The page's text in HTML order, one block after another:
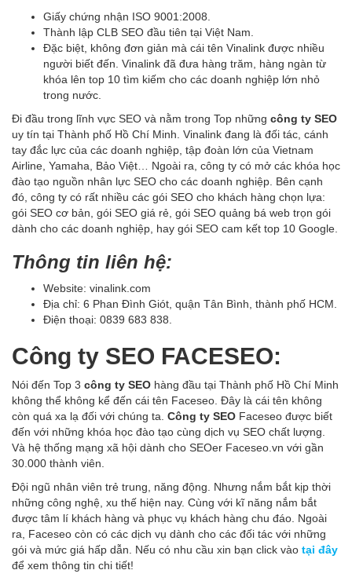
Giấy chứng nhận ISO 9001:2008.
Thành lập CLB SEO đầu tiên tại Việt Nam.
Đặc biệt, không đơn giản mà cái tên Vinalink được nhiều
người biết đến. Vinalink đã đưa hàng trăm, hàng ngàn từ
khóa lên top 10 tìm kiếm cho các doanh nghiệp lớn nhỏ
trong nước.
Đi đầu trong lĩnh vực SEO và nằm trong Top những công ty SEO
uy tín tại Thành phố Hồ Chí Minh. Vinalink đang là đối tác, cánh
tay đắc lực của các doanh nghiệp, tập đoàn lớn của Vietnam
Airline, Yamaha, Bảo Việt… Ngoài ra, công ty có mở các khóa học
đào tạo nguồn nhân lực SEO cho các doanh nghiệp. Bên cạnh
đó, công ty có rất nhiều các gói SEO cho khách hàng chọn lựa:
gói SEO cơ bản, gói SEO giá rẻ, gói SEO quảng bá web trọn gói
dành cho các doanh nghiệp, hay gói SEO cam kết top 10 Google.
Thông tin liên hệ:
Website: vinalink.com
Địa chỉ: 6 Phan Đình Giót, quận Tân Bình, thành phố HCM.
Điện thoại: 0839 683 838.
Công ty SEO FACESEO:
Nói đến Top 3 công ty SEO hàng đầu tại Thành phố Hồ Chí Minh
không thể không kể đến cái tên Faceseo. Đây là cái tên không
còn quá xa lạ đối với chúng ta. Công ty SEO Faceseo được biết
đến với những khóa học đào tạo cùng dịch vụ SEO chất lượng.
Và hệ thống mạng xã hội dành cho SEOer Faceseo.vn với gần
30.000 thành viên.
Đội ngũ nhân viên trẻ trung, năng động. Nhưng nắm bắt kịp thời
những công nghệ, xu thế hiện nay. Cùng với kĩ năng nắm bắt
được tâm lí khách hàng và phục vụ khách hàng chu đáo. Ngoài
ra, Faceseo còn có các dịch vụ dành cho các đối tác với những
gói và mức giá hấp dẫn. Nếu có nhu cầu xin bạn click vào tại đây
để xem thông tin chi tiết!